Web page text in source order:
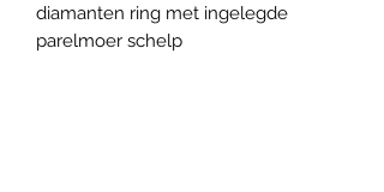
diamanten ring met ingelegde
parelmoer schelp